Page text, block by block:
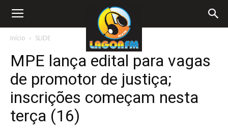
Início SLIDE
MPE lança edital para vagas
de promotor de justiça;
inscrições começam nesta
terça (16)